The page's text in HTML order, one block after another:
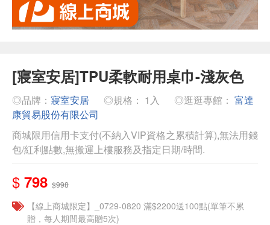
[寢室安居]TPU柔軟耐用桌巾-淺灰色
◎品牌： 寢室安居 ◎規格： 1入 ◎逛逛專館： 富達
康貿易股份有限公司
商城限用信用卡支付(不納入VIP資格之累積計算),無法用錢
包/紅利點數,無搬運上樓服務及指定日期/時間.
$ 798 $998
【線上商城限定】_0729-0820 滿$2200送100點(單筆不累
贈，每人期間最高贈5次)